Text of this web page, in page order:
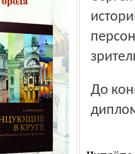
До конца недели любителям театра предстоит увидеть